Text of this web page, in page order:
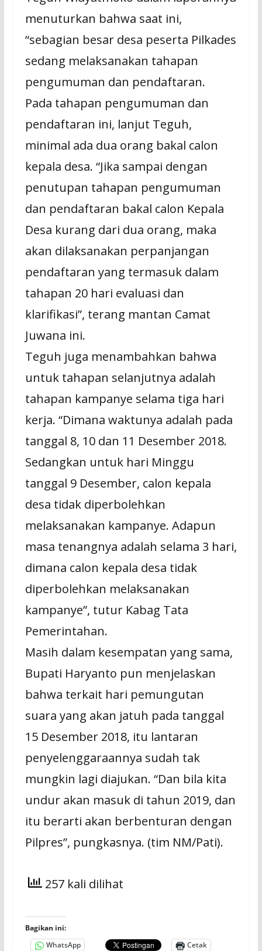
menuturkan bahwa saat ini,
“sebagian besar desa peserta Pilkades
sedang melaksanakan tahapan
pengumuman dan pendaftaran.
Pada tahapan pengumuman dan
pendaftaran ini, lanjut Teguh,
minimal ada dua orang bakal calon
kepala desa. “Jika sampai dengan
penutupan tahapan pengumuman
dan pendaftaran bakal calon Kepala
Desa kurang dari dua orang, maka
akan dilaksanakan perpanjangan
pendaftaran yang termasuk dalam
tahapan 20 hari evaluasi dan
klarifikasi”, terang mantan Camat
Juwana ini.
Teguh juga menambahkan bahwa
untuk tahapan selanjutnya adalah
tahapan kampanye selama tiga hari
kerja. “Dimana waktunya adalah pada
tanggal 8, 10 dan 11 Desember 2018.
Sedangkan untuk hari Minggu
tanggal 9 Desember, calon kepala
desa tidak diperbolehkan
melaksanakan kampanye. Adapun
masa tenangnya adalah selama 3 hari,
dimana calon kepala desa tidak
diperbolehkan melaksanakan
kampanye”, tutur Kabag Tata
Pemerintahan.
Masih dalam kesempatan yang sama,
Bupati Haryanto pun menjelaskan
bahwa terkait hari pemungutan
suara yang akan jatuh pada tanggal
15 Desember 2018, itu lantaran
penyelenggaraannya sudah tak
mungkin lagi diajukan. “Dan bila kita
undur akan masuk di tahun 2019, dan
itu berarti akan berbenturan dengan
Pilpres”, pungkasnya. (tim NM/Pati).
257 kali dilihat
Bagikan ini:
WhatsApp
Cetak